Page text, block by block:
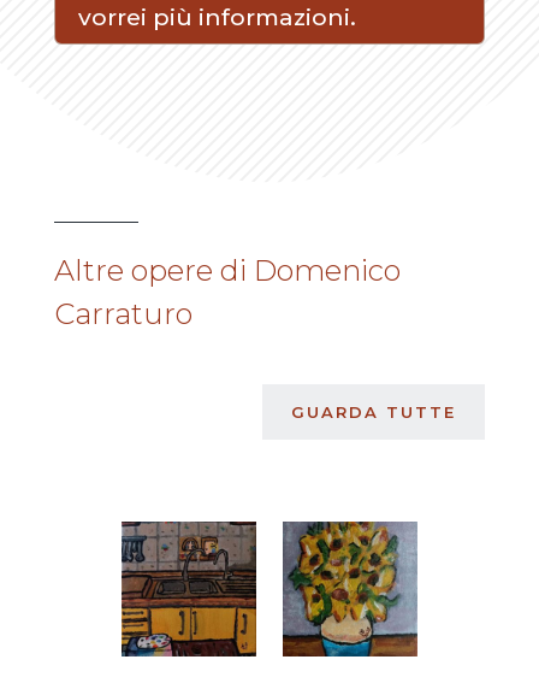
vorrei più informazioni.
Altre opere di Domenico
Carraturo
GUARDA TUTTE